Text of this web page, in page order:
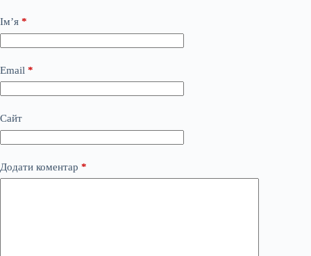
Ім’я *
Email *
Сайт
Додати коментар *